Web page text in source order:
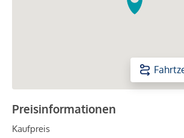
Preisinformationen
Kaufpreis